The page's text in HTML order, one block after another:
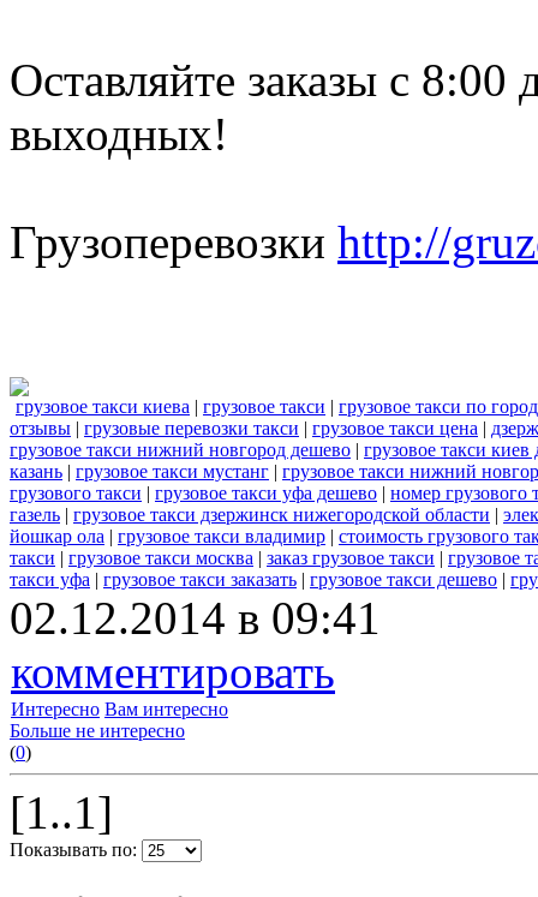
Оставляйте заказы с
выходных!
Грузоперевозки http://
грузовое такси киева | грузовое такси | грузовое такси по
отзывы | грузовые перевозки такси | грузовое такси цена |
грузовое такси нижний новгород дешево | грузовое такси киев
казань | грузовое такси мустанг | грузовое такси нижний
грузового такси | грузовое такси уфа дешево | номер грузового
газель | грузовое такси дзержинск нижегородской области |
йошкар ола | грузовое такси владимир | стоимость грузового
такси | грузовое такси москва | заказ грузовое такси | грузовое
такси уфа | грузовое такси заказать | грузовое такси дешево |
02.12.2014 в 09:41
комментировать
Интересно Вам интересно
Больше не интересно
(0)
[1..1]
Показывать по: